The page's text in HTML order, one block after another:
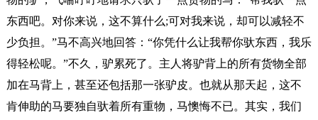
东西吧。对你来说，这不算什么;可对我来说，却可以减轻不
少负担。”马不高兴地回答：“你凭什么让我帮你驮东西，我乐
得轻松呢。”不久，驴累死了。主人将驴背上的所有货物全部
加在马背上，甚至还包括那一张驴皮。也就从那天起，这不
肯伸助的马要独自驮着所有重物，马懊悔不已。其实，我们